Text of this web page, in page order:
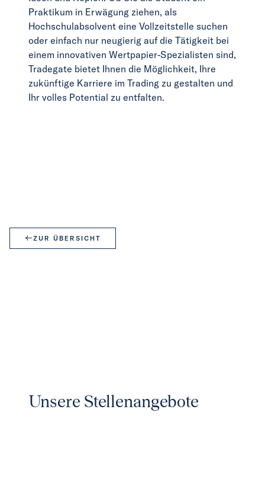
Praktikum in Erwägung ziehen, als
Hochschulabsolvent eine Vollzeitstelle suchen
oder einfach nur neugierig auf die Tätigkeit bei
einem innovativen Wertpapier-Spezialisten sind,
Tradegate bietet Ihnen die Möglichkeit, Ihre
zukünftige Karriere im Trading zu gestalten und
Ihr volles Potential zu entfalten.
ZUR ÜBERSICHT
Unsere Stellenangebote